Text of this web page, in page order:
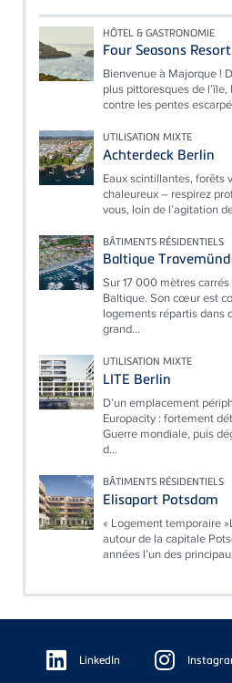
HÔTEL & GASTRONOMIE
Four Seasons
Bienvenue à Majorque !
plus pittoresques de
contre les pentes
UTILISATION MIXTE
Achterdeck Berlin
Eaux scintillantes, forêts
chaleureux – respirez
vous, loin de l’agitation
BÂTIMENTS RÉSIDENTIELS
Baltique
Sur 17 000 mètres
Baltique. Son cœur est
logements répartis dans
grand...
UTILISATION MIXTE
LITE Berlin
D’un emplacement
Europacity : fortement
Guerre mondiale, puis
d...
BÂTIMENTS RÉSIDENTIELS
Elisapart Potsdam
« Logement temporaire
autour de la capitale
années l’un des
Floating
Sidebar LinkedIn